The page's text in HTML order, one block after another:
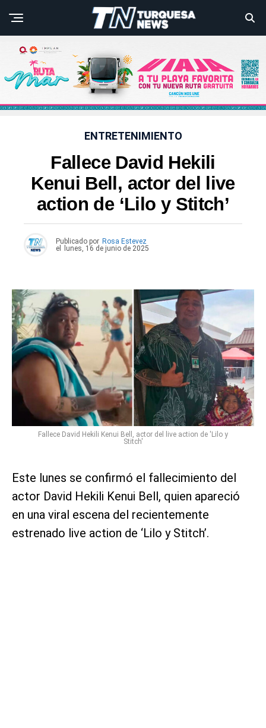
ENTRETENIMIENTO
Fallece David Hekili
Kenui Bell, actor del live
action de ‘Lilo y Stitch’
Publicado por Rosa Estevez
el
lunes, 16 de junio de 2025
Fallece David Hekili Kenui Bell, actor del live action de 'Lilo y
Stitch'
Este lunes se confirmó el fallecimiento del
actor David Hekili Kenui Bell, quien apareció
en una viral escena del recientemente
estrenado live action de ‘Lilo y Stitch’.